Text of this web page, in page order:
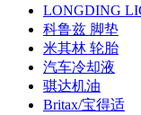
LONGDING
科鲁兹 脚垫
米其林 轮胎
汽车冷却液
骐达机油
Britax/宝得适